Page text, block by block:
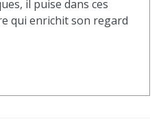
il puise dans ces
qui enrichit son regard